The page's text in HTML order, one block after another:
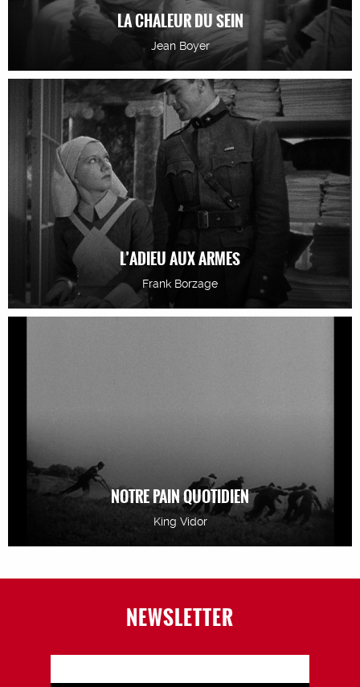
LA CHALEUR DU SEIN
Jean Boyer
L’ADIEU AUX ARMES
Frank Borzage
NOTRE PAIN QUOTIDIEN
King Vidor
NEWSLETTER